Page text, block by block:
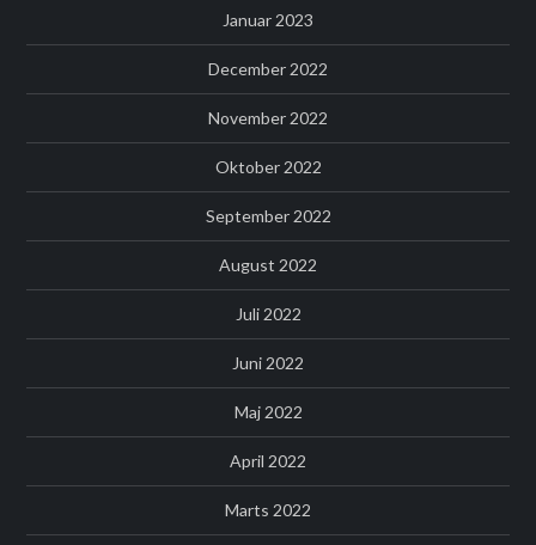
Januar 2023
December 2022
November 2022
Oktober 2022
September 2022
August 2022
Juli 2022
Juni 2022
Maj 2022
April 2022
Marts 2022